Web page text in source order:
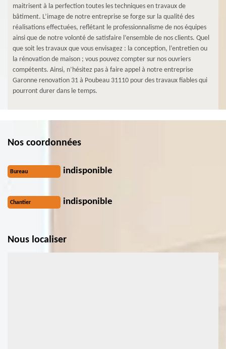
maitrisent à la perfection toutes les techniques en travaux de
bâtiment. L’image de notre entreprise se forge sur la qualité des
réalisations effectuées, reflétant le professionnalisme de nos équipes
ainsi que de notre volonté de satisfaire l’ensemble de nos clients. Quel
que soit les travaux que vous envisagez : la conception, l’entretien ou
la rénovation de maison ; vous pouvez compter sur nos ouvriers
compétents. Ainsi, n’hésitez pas à faire appel à notre entreprise
Garonne renovation 31 à Poubeau 31110 pour des travaux fiables qui
pourront durer dans le temps.
Nos coordonnées
Bureau indisponible
Chantier indisponible
Nous localiser